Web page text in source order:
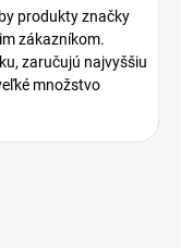
produkty značky
zákazníkom.
zaručujú najvyššiu
množstvo